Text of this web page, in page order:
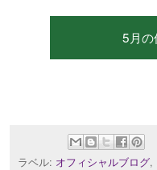
5月の
ラベル: オフィシャルブログ,